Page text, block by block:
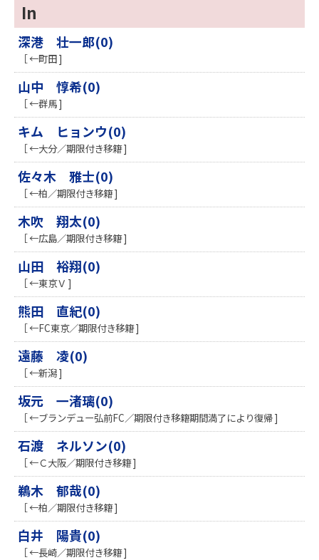
In
深港 壮一郎(0)
［ ←町田 ]
山中 惇希(0)
［ ←群馬 ]
キム ヒョンウ(0)
［ ←大分／期限付き移籍 ]
佐々木 雅士(0)
［ ←柏／期限付き移籍 ]
木吹 翔太(0)
［ ←広島／期限付き移籍 ]
山田 裕翔(0)
［ ←東京Ｖ ]
熊田 直紀(0)
［ ←FC東京／期限付き移籍 ]
遠藤 凌(0)
［ ←新潟 ]
坂元 一渚璃(0)
［ ←ブランデュー弘前FC／期限付き移籍期間満了により復帰 ]
石渡 ネルソン(0)
［ ←Ｃ大阪／期限付き移籍 ]
鵜木 郁哉(0)
［ ←柏／期限付き移籍 ]
白井 陽貴(0)
［ ←長崎／期限付き移籍 ]